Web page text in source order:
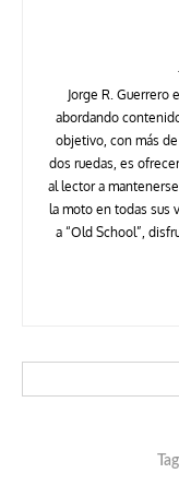
Jorge R. Guerrero
abordando
objetivo, con más
dos ruedas, es
al lector a
la moto en todas sus
a “Old School”,